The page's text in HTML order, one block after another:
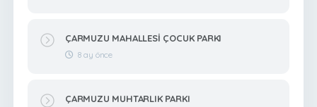
ÇARMUZU MAHALLESİ ÇOCUK PARKI
8 ay önce
ÇARMUZU MUHTARLIK PARKI